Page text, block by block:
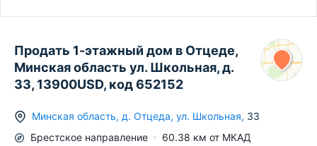
Продать 1-этажный дом в Отцеде,
Минская область ул. Школьная, д.
33, 13900USD, код 652152
Минская область, д. Отцеда, ул. Школьная, 33
Брестское направление 60.38 км от МКАД